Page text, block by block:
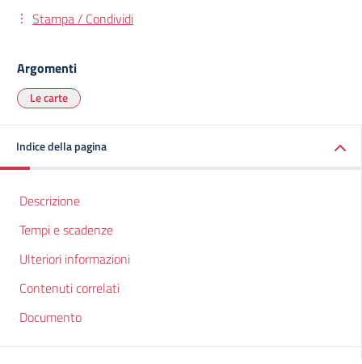
Stampa / Condividi
Argomenti
Le carte
Indice della pagina
Descrizione
Tempi e scadenze
Ulteriori informazioni
Contenuti correlati
Documento